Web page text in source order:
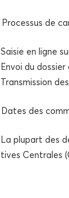
Pro­ces­sus de
Sai­sie en ligne
Envoi du
Trans­mis­sion
Dates des
La plu­part des
tives Cen­trales